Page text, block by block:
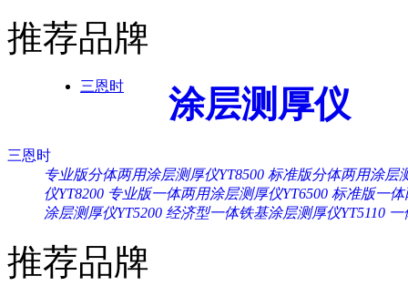
推荐品牌
三恩时 涂层测厚仪
三恩时
专业版分体两用涂层测厚仪YT8500 标准版分体两用涂层
仪YT8200 专业版一体两用涂层测厚仪YT6500 标准版一体
涂层测厚仪YT5200 经济型一体铁基涂层测厚仪YT5110 一
推荐品牌